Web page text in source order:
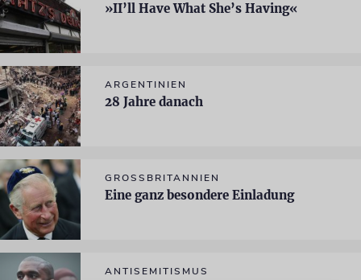
»II’ll Have What She’s Having«
ARGENTINIEN
28 Jahre danach
GROSSBRITANNIEN
Eine ganz besondere Einladung
ANTISEMITISMUS